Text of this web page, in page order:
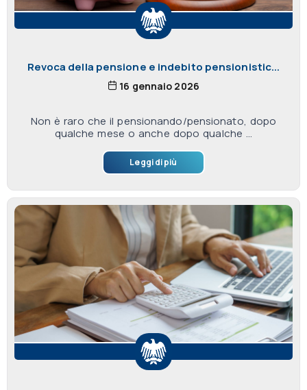
Revoca della pensione e indebito pensionistic...
16 gennaio 2026
Non è raro che il pensionando/pensionato, dopo
qualche mese o anche dopo qualche ...
Leggi di più